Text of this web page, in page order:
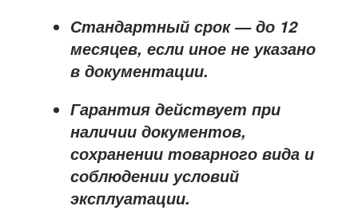
Стандартный срок — до 12
месяцев, если иное не указано
в документации.
Гарантия действует при
наличии документов,
сохранении товарного вида и
соблюдении условий
эксплуатации.